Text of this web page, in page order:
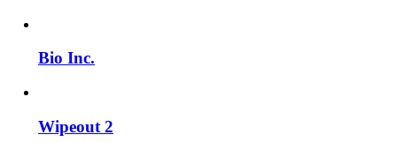
Bio Inc.
Wipeout 2